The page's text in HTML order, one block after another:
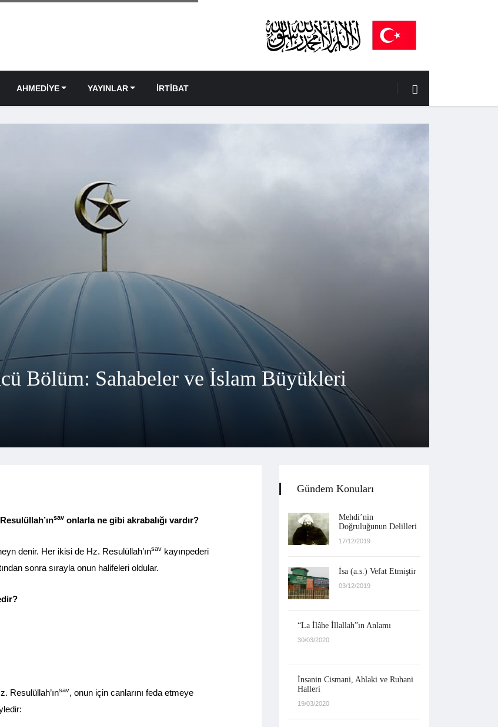
AHMEDIYE YAYINLAR İRTIBAT
Bölüm: Sahabeler ve İslam Büyükleri
sav onlarla ne gibi akrabalığı vardır?
denir. Her ikisi de Hz. Resulüllah’ınsav kayınpederi
sonra sırayla onun halifeleri oldular.
Resulüllah’ınsav, onun için canlarını feda etmeye
Gündem Konuları
Mehdi’nin
Doğruluğunun Delilleri
17/12/2019
İsa (a.s.) Vefat Etmiştir
03/12/2019
“La İlâhe İllallah”ın Anlamı
30/03/2020
İnsanin Cismani, Ahlaki ve Ruhani
Halleri
19/03/2020